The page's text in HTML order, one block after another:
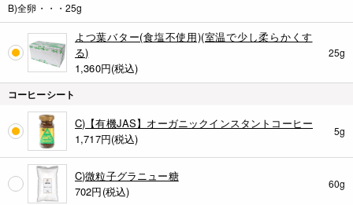
B)全卵・・・25g
よつ葉バター(食塩不使用)(室温で少し柔らかくす
る)
1,360円(税込)
25g
コーヒーシート
C)【有機JAS】オーガニックインスタントコーヒー
1,717円(税込)
5g
C)微粒子グラニュー糖
702円(税込)
60g